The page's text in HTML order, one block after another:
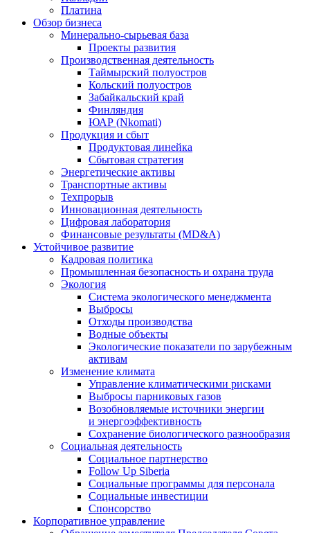
Платина
Обзор бизнеса
Минерально-сырьевая база
Проекты развития
Производственная деятельность
Таймырский полуостров
Кольский полуостров
Забайкальский край
Финляндия
ЮАР (Nkomati)
Продукция и сбыт
Продуктовая линейка
Сбытовая стратегия
Энергетические активы
Транспортные активы
Техпрорыв
Инновационная деятельность
Цифровая лаборатория
Финансовые результаты (MD&A)
Устойчивое развитие
Кадровая политика
Промышленная безопасность и охрана труда
Экология
Система экологического менеджмента
Выбросы
Отходы производства
Водные объекты
Экологические показатели по зарубежным
активам
Изменение климата
Управление климатическими рисками
Выбросы парниковых газов
Возобновляемые источники энергии
и энергоэффективность
Сохранение биологического разнообразия
Социальная деятельность
Социальное партнерство
Follow Up Siberia
Социальные программы для персонала
Социальные инвестиции
Спонсорство
Корпоративное управление